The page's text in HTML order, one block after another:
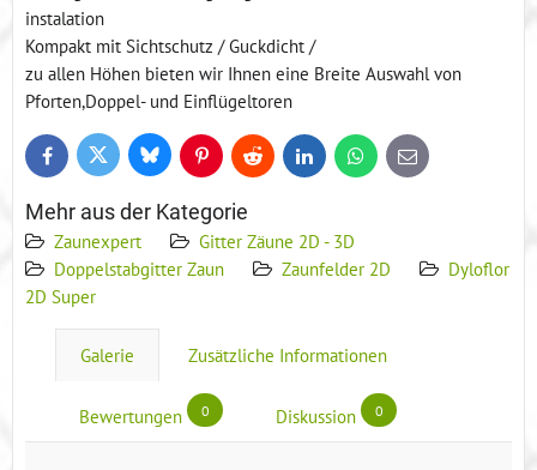
instalation
Kompakt mit Sichtschutz / Guckdicht /
zu allen Höhen bieten wir Ihnen eine Breite Auswahl von
Pforten,Doppel- und Einflügeltoren
FacebookTwitter BlueskyPinterestReddit LinkedInWhatsApp
E-
mail
Mehr aus der Kategorie
Zaunexpert
Gitter Zäune 2D - 3D
Doppelstabgitter Zaun
Zaunfelder 2D
Dyloflor
2D Super
Galerie Zusätzliche Informationen
Bewertungen 0 Diskussion 0